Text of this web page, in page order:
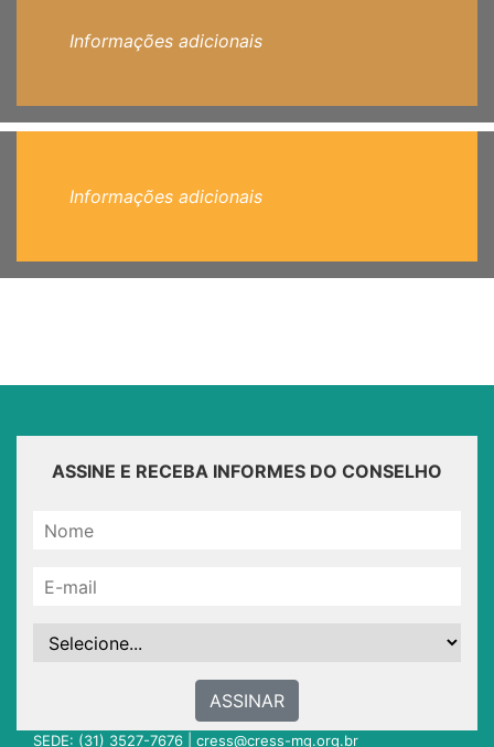
Informações adicionais
Informações adicionais
ASSINE E RECEBA INFORMES DO CONSELHO
ASSINAR
SEDE: (31) 3527-7676 | cress@cress-mg.org.br